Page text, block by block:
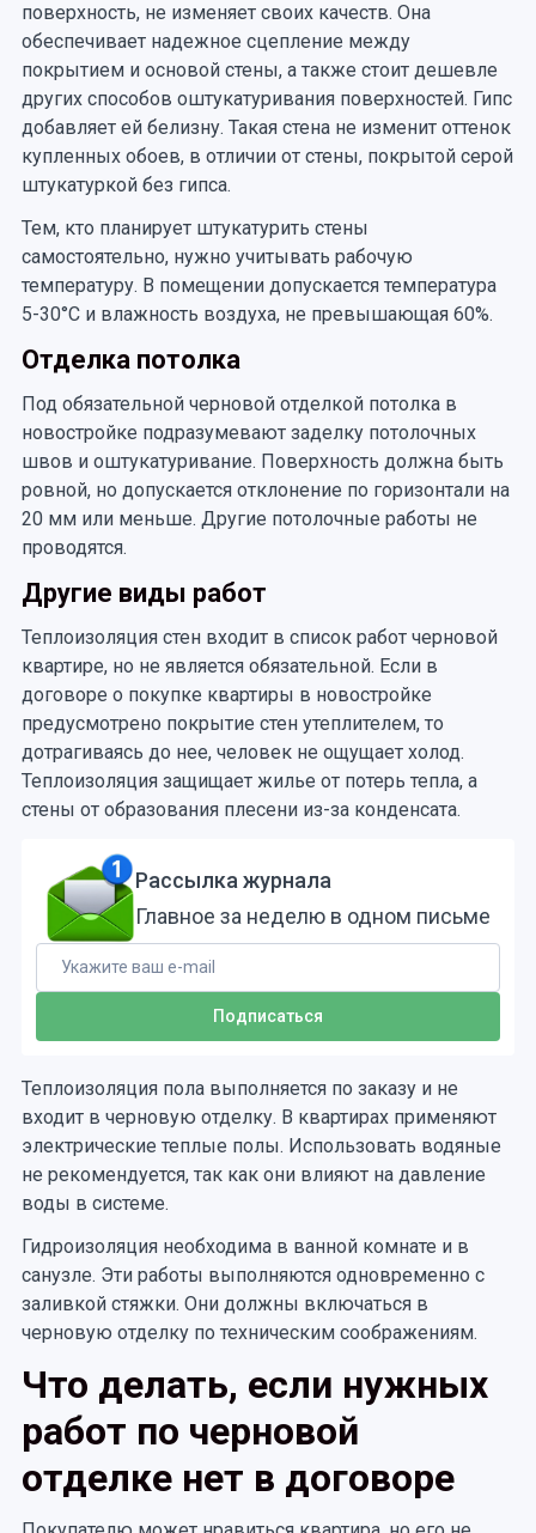
поверхность, не изменяет своих качеств. Она
обеспечивает надежное сцепление между
покрытием и основой стены, а также стоит дешевле
других способов оштукатуривания поверхностей. Гипс
добавляет ей белизну. Такая стена не изменит оттенок
купленных обоев, в отличии от стены, покрытой серой
штукатуркой без гипса.
Тем, кто планирует штукатурить стены
самостоятельно, нужно учитывать рабочую
температуру. В помещении допускается температура
5-30°C и влажность воздуха, не превышающая 60%.
Отделка потолка
Под обязательной черновой отделкой потолка в
новостройке подразумевают заделку потолочных
швов и оштукатуривание. Поверхность должна быть
ровной, но допускается отклонение по горизонтали на
20 мм или меньше. Другие потолочные работы не
проводятся.
Другие виды работ
Теплоизоляция стен входит в список работ черновой
квартире, но не является обязательной. Если в
договоре о покупке квартиры в новостройке
предусмотрено покрытие стен утеплителем, то
дотрагиваясь до нее, человек не ощущает холод.
Теплоизоляция защищает жилье от потерь тепла, а
стены от образования плесени из-за конденсата.
Рассылка журнала
Главное за неделю в одном письме
Теплоизоляция пола выполняется по заказу и не
входит в черновую отделку. В квартирах применяют
электрические теплые полы. Использовать водяные
не рекомендуется, так как они влияют на давление
воды в системе.
Гидроизоляция необходима в ванной комнате и в
санузле. Эти работы выполняются одновременно с
заливкой стяжки. Они должны включаться в
черновую отделку по техническим соображениям.
Что делать, если нужных
работ по черновой
отделке нет в договоре